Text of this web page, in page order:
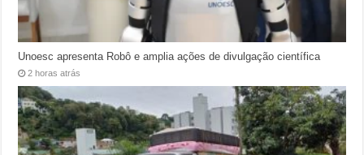
Unoesc apresenta Robô e amplia ações de divulgação científica
2 horas atrás